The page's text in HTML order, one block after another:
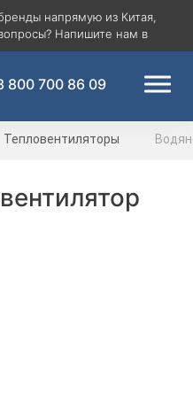
напрямую из Китая,
Напишите нам в
800 700 86 09
Тепловентиляторы